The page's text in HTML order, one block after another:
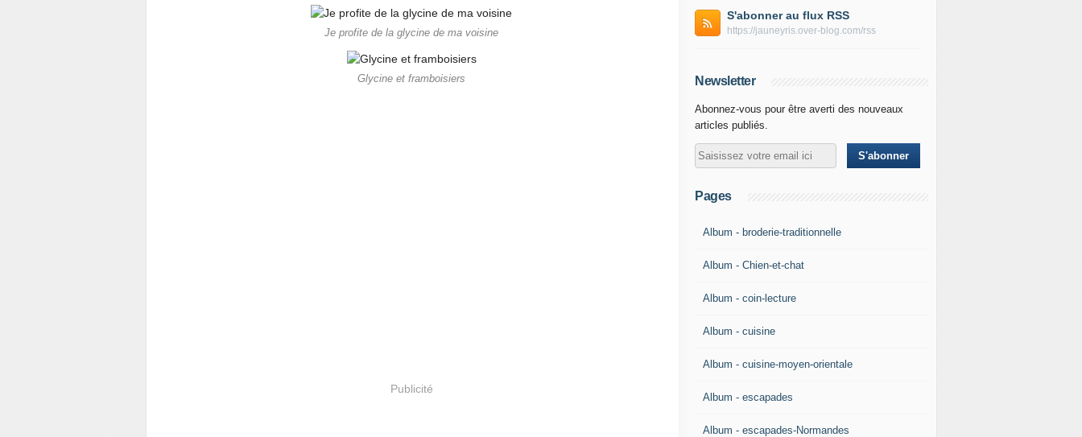
Je profite de la glycine de ma voisine
Glycine et framboisiers
Publicité
S'abonner au flux RSS
https://jauneyris.over-blog.com/rss
Newsletter
Abonnez-vous pour être averti des nouveaux
articles publiés.
Pages
Album - broderie-traditionnelle
Album - Chien-et-chat
Album - coin-lecture
Album - cuisine
Album - cuisine-moyen-orientale
Album - escapades
Album - escapades-Normandes